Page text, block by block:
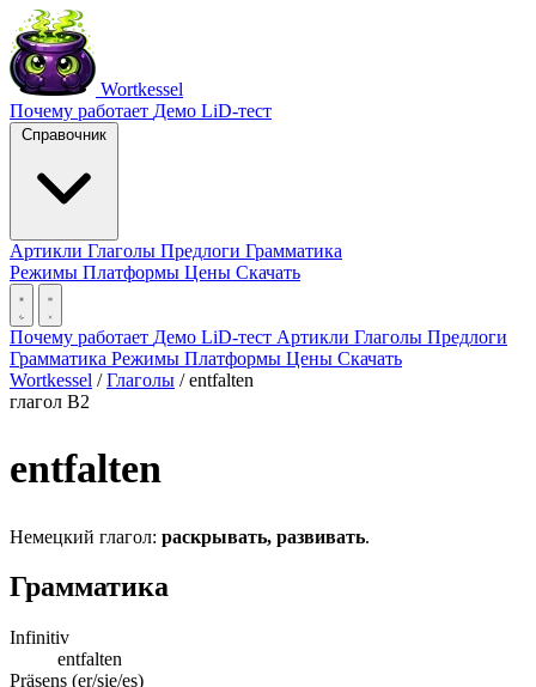
Wortkessel
Почему работает Демо LiD-тест
Справочник
Артикли Глаголы Предлоги Грамматика
Режимы Платформы Цены Скачать
Почему работает Демо LiD-тест Артикли Глаголы Предлоги
Грамматика Режимы Платформы Цены Скачать
Wortkessel / Глаголы / entfalten
глагол B2
entfalten
Немецкий глагол: раскрывать, развивать.
Грамматика
Infinitiv
entfalten
Präsens (er/sie/es)